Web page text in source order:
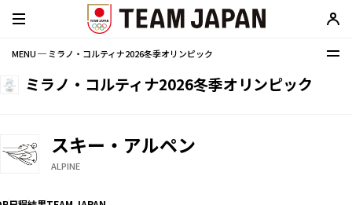
MENU ─ ミラノ・コルティナ2026冬季オリンピック
ミラノ・コルティナ2026冬季オリンピック
スキー・アルペン
ALPINE